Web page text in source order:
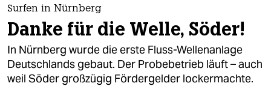
themen
politik
öko
gesellschaft
Surfen in Nürnberg
Danke für die Welle, Söder!
In Nürnberg wurde die erste Fluss-Wellenanlage
Deutschlands gebaut. Der Probebetrieb läuft – auch
weil Söder großzügig Fördergelder lockermachte.